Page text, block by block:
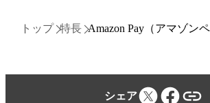
トップ 特長 Amazon Pay（アマゾンペ
シェア